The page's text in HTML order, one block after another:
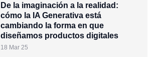
De la imaginación a la realidad:
cómo la IA Generativa está
cambiando la forma en que
diseñamos productos digitales
18 Mar 25